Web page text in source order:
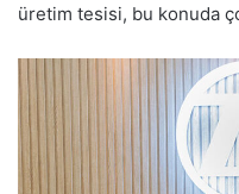
üretim tesisi, bu konuda